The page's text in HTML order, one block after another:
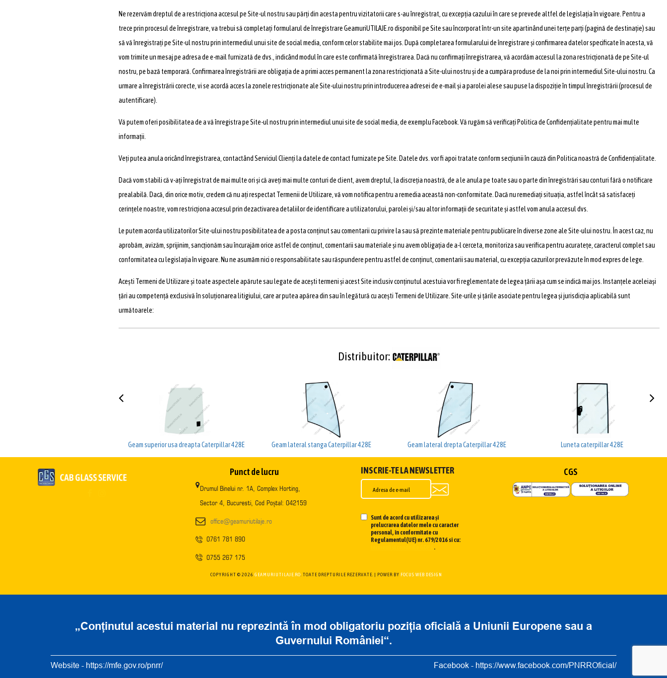
Ne rezervăm dreptul de a restricționa accesul pe Site-ul nostru sau părți din acesta pentru vizitatorii care s-au înregistrat, cu excepția cazului în care se prevede altfel de legislația în vigoare. Pentru a
trece prin procesul de înregistrare, va trebui să completați formularul de înregistrare GeamuriUTILAJE.ro disponibil pe Site sau încorporat într-un site apartinând unei terțe parți (pagină de destinație) sau
să vă înregistrați pe Site-ul nostru prin intermediul unui site de social media, conform celor stabilite mai jos. După completarea formularului de înregistrare și confirmarea datelor specificate în acesta, vă
vom trimite un mesaj pe adresa de e-mail furnizată de dvs., indicând modul în care este confirmată înregistrarea. Dacă nu confirmați înregistrarea, vă acordăm accesul la zona restricționată de pe Site-ul
nostru, pe bază temporară. Confirmarea înregistrării are obligația de a primi acces permanent la zona restricționată a Site-ului nostru și de a cumpăra produse de la noi prin intermediul Site-ului nostru. Ca
urmare a înregistrării corecte, vi se acordă acces la zonele restricționate ale Site-ului nostru prin introducerea adresei de e-mail și a parolei alese sau puse la dispoziție în timpul înregistrării (procesul de
autentificare).
Vă putem oferi posibilitatea de a vă înregistra pe Site-ul nostru prin intermediul unui site de social media, de exemplu Facebook. Vă rugăm să verificați Politica de Confidențialitate pentru mai multe
informații.
Veți putea anula oricând înregistrarea, contactând Serviciul Clienți la datele de contact furnizate pe Site. Datele dvs. vor fi apoi tratate conform secțiunii în cauză din Politica noastră de Confidențialitate.
Dacă vom stabili că v-ați înregistrat de mai multe ori și că aveți mai multe conturi de client, avem dreptul, la discreția noastră, de a le anula pe toate sau o parte din înregistrări sau conturi fără o notificare
prealabilă. Dacă, din orice motiv, credem că nu ați respectat Termenii de Utilizare, vă vom notifica pentru a remedia această non-conformitate. Dacă nu remediați situația, astfel încât să satisfaceți
cerințele noastre, vom restricționa accesul prin dezactivarea detaliilor de identificare a utilizatorului, parolei și/sau altor informații de securitate și astfel vom anula accesul dvs.
Le putem acorda utilizatorilor Site-ului nostru posibilitatea de a posta conținut sau comentarii cu privire la sau să prezinte materiale pentru publicare în diverse zone ale Site-ului nostru. În acest caz, nu
aprobăm, avizăm, sprijinim, sancționăm sau încurajăm orice astfel de conținut, comentarii sau materiale și nu avem obligația de a-l cerceta, monitoriza sau verifica pentru acuratețe, caracterul complet sau
conformitatea cu legislația în vigoare. Nu ne asumăm nici o responsabilitate sau răspundere pentru astfel de conținut, comentarii sau material, cu excepția cazurilor prevăzute în mod expres de lege.
Acești Termeni de Utilizare și toate aspectele apărute sau legate de acești termeni și acest Site inclusiv conținutul acestuia vor fi reglementate de legea țării așa cum se indică mai jos. Instanțele aceleiași
țări au competență exclusivă în soluționarea litigiului, care ar putea apărea din sau în legătură cu acești Termeni de Utilizare. Site-urile și țările asociate pentru legea și jurisdicția aplicabilă sunt
următoarele:
Distribuitor:
Geam superior usa dreapta Caterpillar 428E Geam lateral stanga Caterpillar 428E Geam lateral drepta Caterpillar 428E Luneta caterpillar 428E
Punct de lucru
Drumul Binelui nr. 1A, Complex Horting,
Sector 4, Bucuresti, Cod Poștal: 042159
office@geamuriutilaje.ro
0761 781 890
0755 267 175
INSCRIE-TE LA NEWSLETTER
Sunt de acord cu utilizarea și
prelucrarea datelor mele cu caracter
personal, în conformitate cu
Regulamentul(UE) nr. 679/2016 si cu:
.
CGS
COPYRIGHT © 2026 GEAMURIUTILAJE.RO . TOATE DREPTURILE REZERVATE. | POWER BY FOCUS WEB DESIGN
„Conținutul acestui material nu reprezintă în mod obligatoriu poziția oficială a Uniunii Europene sau a
Guvernului României“.
Website - https://mfe.gov.ro/pnrr/ Facebook - https://www.facebook.com/PNRROficial/